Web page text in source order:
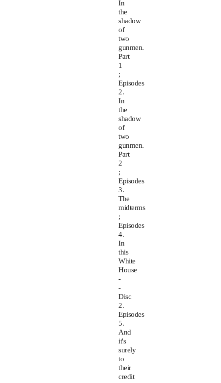
In
the
shadow
of
two
gunmen.
Part
1
;
Episodes
2.
In
the
shadow
of
two
gunmen.
Part
2
;
Episodes
3.
The
midterms
;
Episodes
4.
In
this
White
House
-
-
Disc
2.
Episodes
5.
And
it's
surely
to
their
credit